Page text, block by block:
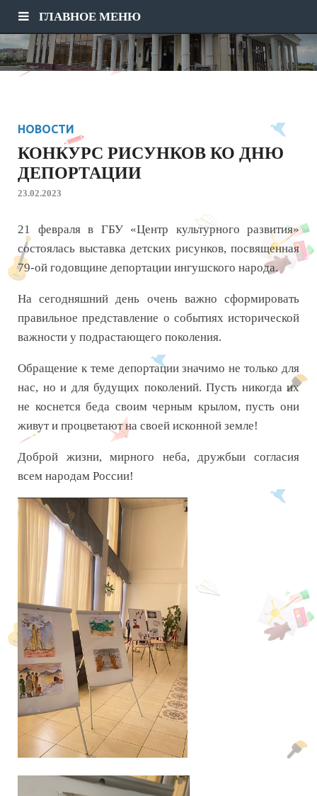
ГЛАВНОЕ МЕНЮ
НОВОСТИ
КОНКУРС РИСУНКОВ КО ДНЮ
ДЕПОРТАЦИИ
23.02.2023
21 февраля в ГБУ «Центр культурного развития»
состоялась выставка детских рисунков, посвященная
79-ой годовщине депортации ингушского народа.
На сегодняшний день очень важно сформировать
правильное представление о событиях исторической
важности у подрастающего поколения.
Обращение к теме депортации значимо не только для
нас, но и для будущих поколений. Пусть никогда их
не коснется беда своим черным крылом, пусть они
живут и процветают на своей исконной земле!
Доброй жизни, мирного неба, дружбыи согласия
всем народам России!